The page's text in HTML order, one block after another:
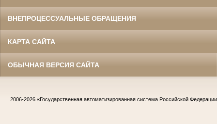
ВНЕПРОЦЕССУАЛЬНЫЕ ОБРАЩЕНИЯ
КАРТА САЙТА
ОБЫЧНАЯ ВЕРСИЯ САЙТА
2006-2026 «Государственная автоматизированная система Российской